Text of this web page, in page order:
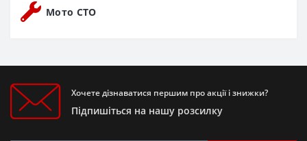
Мото СТО
Хочете дізнаватися першим про акції і знижки?
Підпишіться на нашу розсилку